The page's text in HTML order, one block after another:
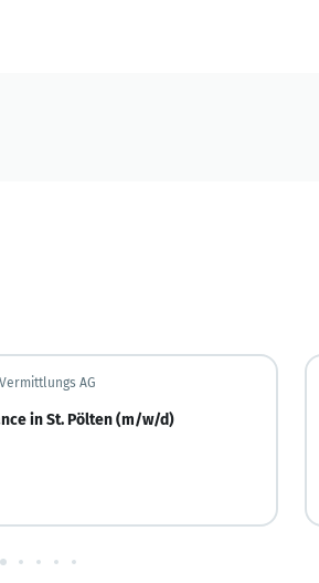
AG
in St. Pölten (m/w/d)
1